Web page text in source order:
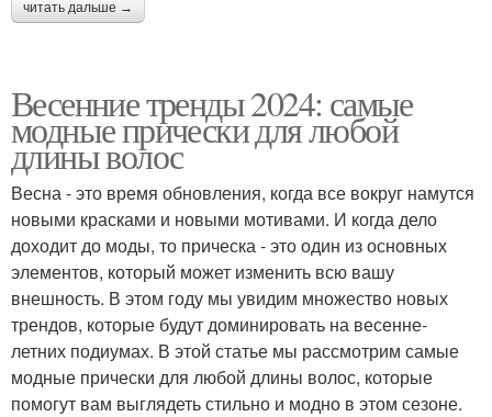
читать дальше →
Весенние тренды 2024: самые
модные прически для любой
длины волос
Весна - это время обновления, когда все вокруг намутся
новыми красками и новыми мотивами. И когда дело
доходит до моды, то прическа - это один из основных
элементов, который может изменить всю вашу
внешность. В этом году мы увидим множество новых
трендов, которые будут доминировать на весенне-
летних подиумах. В этой статье мы рассмотрим самые
модные прически для любой длины волос, которые
помогут вам выглядеть стильно и модно в этом сезоне.